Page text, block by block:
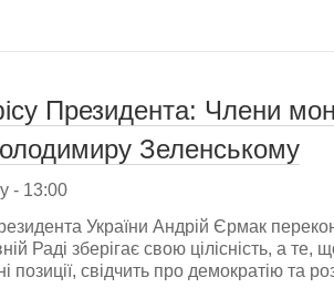
Президента: Члени
Зеленському
- 13:00
України Андрій Єрмак
Раді зберігає свою цілісність, а те,
позиції, свідчить про демократію та